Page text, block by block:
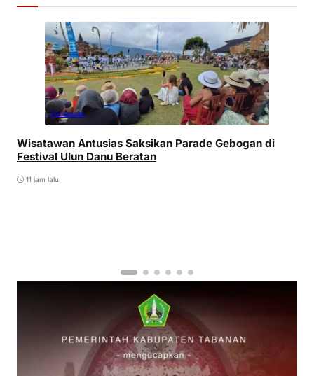
Pariwisata
Wisatawan Antusias Saksikan Parade Gebogan di
Festival Ulun Danu Beratan
11 jam lalu